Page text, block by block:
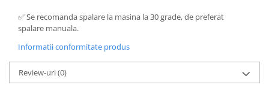
✅ Se recomanda spalare la masina la 30 grade, de preferat
spalare manuala.
Informatii conformitate produs
Review-uri(0)